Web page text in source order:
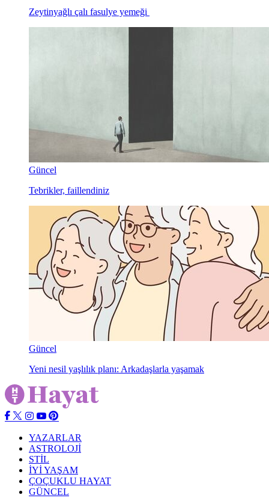
Zeytinyağlı çalı fasulye yemeği
Güncel
Tebrikler, faillendiniz
Güncel
Yeni nesil yaşlılık planı: Arkadaşlarla yaşamak
YAZARLAR
ASTROLOJİ
STİL
İYİ YAŞAM
ÇOÇUKLU HAYAT
GÜNCEL